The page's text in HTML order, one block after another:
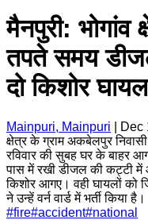
मैनपुरी:
तपते समय
दो किशोर
Mainpuri, Mainpuri
Dec
क्षेत्र के ग्राम अकबेलपुर
रविवार की सुबह घर के बाहर
पास में रखी डीजल की कट्टी
किशोर आगए। वही घायलों को
ने उन्हें वर्न वार्ड में भर्ती किया है।
#fire#accident#national